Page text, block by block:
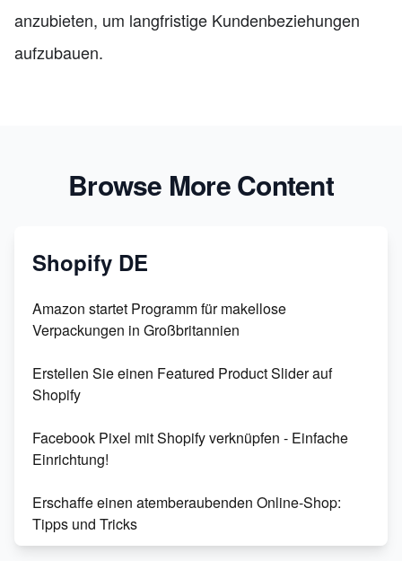
anzubieten, um langfristige Kundenbeziehungen
aufzubauen.
Browse More Content
Shopify DE
Amazon startet Programm für makellose
Verpackungen in Großbritannien
Erstellen Sie einen Featured Product Slider auf
Shopify
Facebook Pixel mit Shopify verknüpfen - Einfache
Einrichtung!
Erschaffe einen atemberaubenden Online-Shop:
Tipps und Tricks